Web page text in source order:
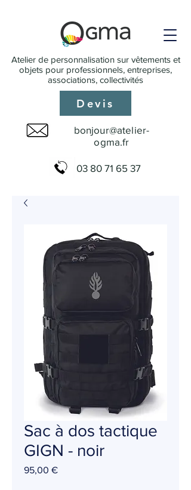
Atelier de personnalisation sur vêtements et
objets pour professionnels, entreprises,
associations, collectivités
bonjour@atelier-
ogma.fr
03 80 71 65 37
Devis
Sac à dos tactique
GIGN - noir
95,00 €Prix